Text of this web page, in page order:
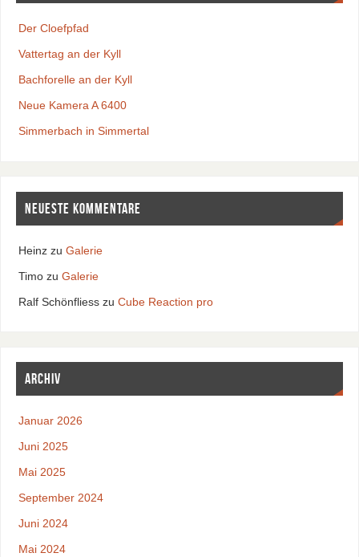
Der Cloefpfad
Vattertag an der Kyll
Bachforelle an der Kyll
Neue Kamera A 6400
Simmerbach in Simmertal
Neueste Kommentare
Heinzzu Galerie
Timozu Galerie
Ralf Schönfliesszu Cube Reaction pro
Archiv
Januar 2026
Juni 2025
Mai 2025
September 2024
Juni 2024
Mai 2024